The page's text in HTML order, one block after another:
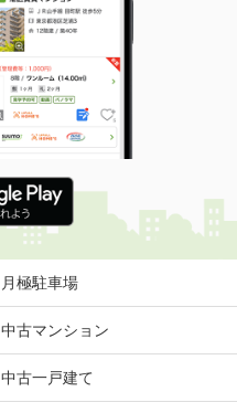
月極駐車場
中古マンション
中古一戸建て